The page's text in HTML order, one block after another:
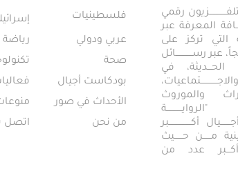
رقمي
المعرفة عبر
التي تركز على
رســــــــــــائل
الحـــديثة، في
والموروث
"الروايـــــــــــة
أكــــــــــــــــبر
مــــــن حــــــيث
أكـــبر عدد من
فلسطينيات
عربي ودولي
رياضة
صحة
بودكاست أجيال
الأحداث في صور
من نحن
اتصل